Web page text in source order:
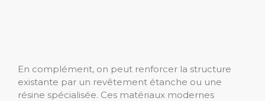
En complément, on peut renforcer la structure
existante par un revêtement étanche ou une
résine spécialisée. Ces matériaux modernes